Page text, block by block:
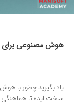
هوش مصنوعی برای
یاد بگیرید چطور با
ساخت ایده تا هماهنگی